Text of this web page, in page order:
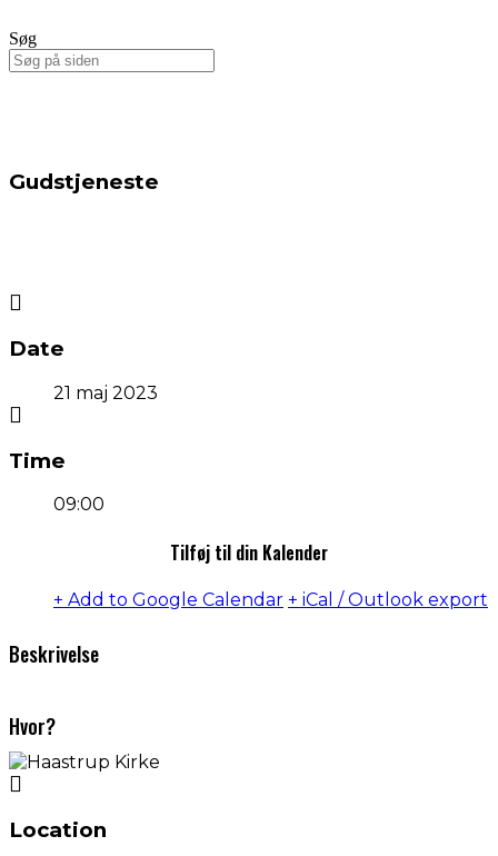
Søg
Gudstjeneste
Date
21 maj 2023
Time
09:00
Tilføj til din Kalender
+ Add to Google Calendar + iCal / Outlook export
Beskrivelse
Hvor?
Location